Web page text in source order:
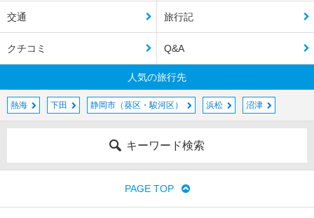
交通 旅行記
クチコミ Q&A
人気の旅行先
熱海 下田 静岡市（葵区・駿河区） 浜松 沼津
キーワード検索
PAGE TOP